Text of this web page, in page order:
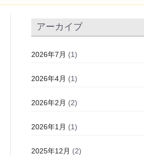
アーカイブ
2026年7月 (1)
2026年4月 (1)
2026年2月 (2)
2026年1月 (1)
2025年12月 (2)